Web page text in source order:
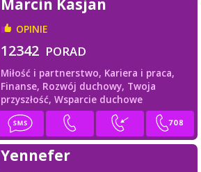
Marcin Kasjan
OPINIE
12342 PORAD
Miłość i partnerstwo, Kariera i praca,
Finanse, Rozwój duchowy, Twoja
przyszłość, Wsparcie duchowe
Yennefer